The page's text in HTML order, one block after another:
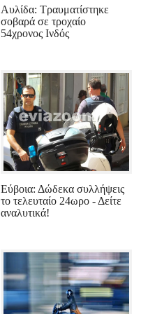
Αυλίδα: Τραυματίστηκε
σοβαρά σε τροχαίο
54χρονος Ινδός
Εύβοια: Δώδεκα συλλήψεις
το τελευταίο 24ωρο - Δείτε
αναλυτικά!